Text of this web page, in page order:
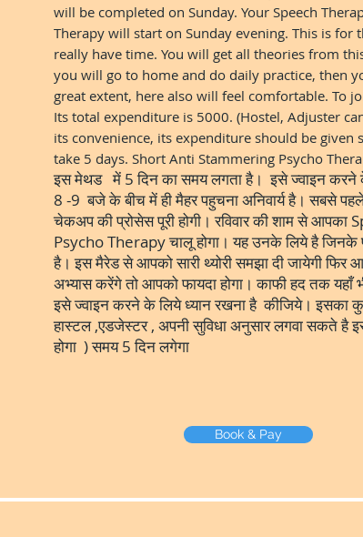
will be completed on Sunday. Your Speech
Therapy will start on Sunday evening. This is for
really have time. You will get all theories from
you will go to home and do daily practice, then
great extent, here also will feel comfortable. To
Its total expenditure is 5000. (Hostel, Adjuster
its convenience, its expenditure should be given
take 5 days. Short Anti Stammering Psycho
इस मेथड में 5 दिन का समय लगता है। इसे ज्वाइन करने के
8 -9 बजे के बीच में ही मैहर पहुचना अनिवार्य है। सबसे पहले
चेकअप की प्रोसेस पूरी होगी। रविवार की शाम से
Psycho Therapy चालू होगा। यह उनके लिये है जिनके
है। इस मैरेड से आपको सारी थ्योरी समझा दी जायेगी फिर
अभ्यास करेंगे तो आपको फायदा होगा। काफी हद तक
इसे ज्वाइन करने के लिये ध्यान रखना है कीजिये। इसका
हास्टल ,एडजेस्टर , अपनी सुविधा अनुसार लगवा सकते है
होगा ) समय 5 दिन लगेगा
Book & Pay